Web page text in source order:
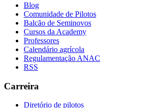
Blog
Comunidade de Pilotos
Balcão de Seminovos
Cursos da Academy
Professores
Calendário agrícola
Regulamentação ANAC
RSS
Carreira
Diretório de pilotos